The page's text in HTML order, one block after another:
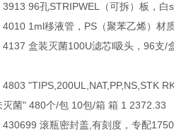
96孔STRIPWEL（可拆）板，
1ml移液管，PS（聚苯乙烯）
盒装灭菌100U滤芯l吸头，96支
"TIPS,200UL,NAT,PP,NS,STK
菌" 480个/包 10包/箱 箱 1 2372.33
滚瓶密封盖,有刻度，专配